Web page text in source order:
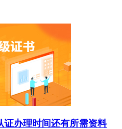
证办理时间还有所需资料